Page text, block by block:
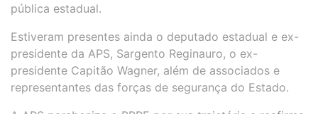
pública estadual.
Estiveram presentes ainda o deputado estadual e ex-
presidente da APS, Sargento Reginauro, o ex-
presidente Capitão Wagner, além de associados e
representantes das forças de segurança do Estado.